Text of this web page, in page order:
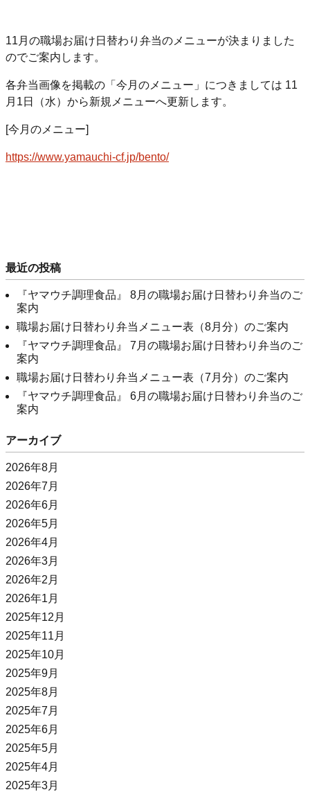
11月の職場お届け日替わり弁当のメニューが決まりました
のでご案内します。
各弁当画像を掲載の「今月のメニュー」につきましては 11
月1日（水）から新規メニューへ更新します。
[今月のメニュー]
https://www.yamauchi-cf.jp/bento/
最近の投稿
『ヤマウチ調理食品』 8月の職場お届け日替わり弁当のご
案内
職場お届け日替わり弁当メニュー表（8月分）のご案内
『ヤマウチ調理食品』 7月の職場お届け日替わり弁当のご
案内
職場お届け日替わり弁当メニュー表（7月分）のご案内
『ヤマウチ調理食品』 6月の職場お届け日替わり弁当のご
案内
アーカイブ
2026年8月
2026年7月
2026年6月
2026年5月
2026年4月
2026年3月
2026年2月
2026年1月
2025年12月
2025年11月
2025年10月
2025年9月
2025年8月
2025年7月
2025年6月
2025年5月
2025年4月
2025年3月